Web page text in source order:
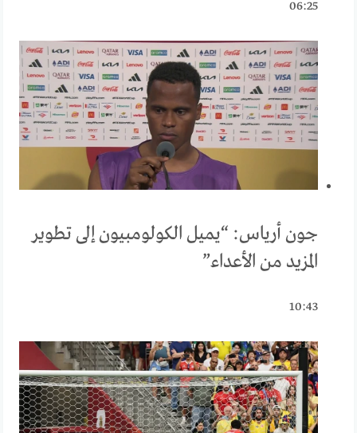
06:25
جون أرياس: “يميل الكولومبيون إلى تطوير
المزيد من الأعداء”
10:43